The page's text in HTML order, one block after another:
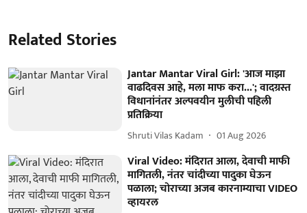
Related Stories
Jantar Mantar Viral Girl: 'आज माझा
वाढदिवस आहे, मला माफ करा...'; वादग्रस्त
विधानांनंतर अल्पवयीन मुलीची पहिली
प्रतिक्रिया
Shruti Vilas Kadam 01 Aug 2026
Viral Video: मंदिरात आला, देवाची माफी
मागितली, नंतर चांदीच्या पादुका घेऊन
पळाला; चोराच्या अजब कारनाम्याचा VIDEO
व्हायरल